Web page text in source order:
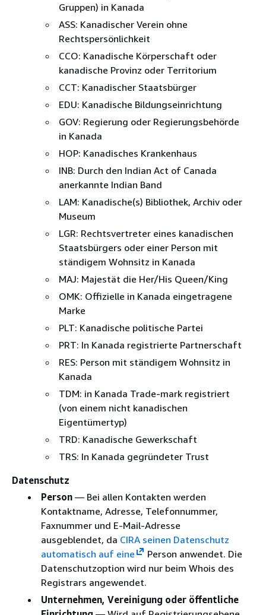
Gruppen) in Kanada
ASS: Kanadischer Verein ohne
Rechtspersönlichkeit
CCO: Kanadische Körperschaft oder
kanadische Provinz oder Territorium
CCT: Kanadischer Staatsbürger
EDU: Kanadische Bildungseinrichtung
GOV: Regierung oder Regierungsbehörde
in Kanada
HOP: Kanadisches Krankenhaus
INB: Durch den Indian Act of Canada
anerkannte Indian Band
LAM: Kanadische(s) Bibliothek, Archiv oder
Museum
LGR: Rechtsvertreter eines kanadischen
Staatsbürgers oder einer Person mit
ständigem Wohnsitz in Kanada
MAJ: Majestät die Her/His Queen/King
OMK: Offizielle in Kanada eingetragene
Marke
PLT: Kanadische politische Partei
PRT: In Kanada registrierte Partnerschaft
RES: Person mit ständigem Wohnsitz in
Kanada
TDM: in Kanada Trade-mark registriert
(von einem nicht kanadischen
Eigentümertyp)
TRD: Kanadische Gewerkschaft
TRS: In Kanada gegründeter Trust
Datenschutz
Person— Bei allen Kontakten werden
Kontaktname, Adresse, Telefonnummer,
Faxnummer und E-Mail-Adresse
ausgeblendet, da CIRA seinen Datenschutz
automatisch auf eine
Person anwendet. Die
Datenschutzoption wird nur beim Whois des
Registrars angewendet.
Unternehmen, Vereinigung oder öffentliche